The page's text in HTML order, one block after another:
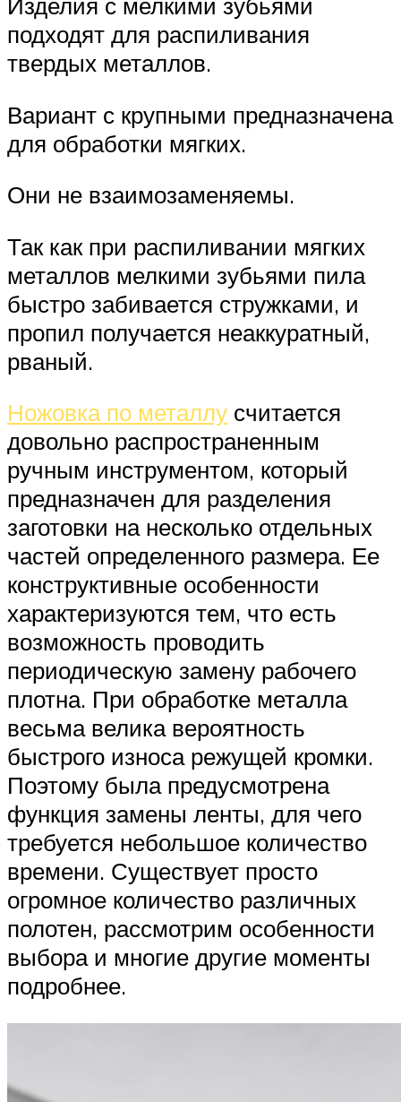
подходят для распиливания
твердых металлов.
Вариант с крупными предназначена
для обработки мягких.
Они не взаимозаменяемы.
Так как при распиливании мягких
металлов мелкими зубьями пила
быстро забивается стружками, и
пропил получается неаккуратный,
рваный.
Ножовка по металлу считается
довольно распространенным
ручным инструментом, который
предназначен для разделения
заготовки на несколько отдельных
частей определенного размера. Ее
конструктивные особенности
характеризуются тем, что есть
возможность проводить
периодическую замену рабочего
плотна. При обработке металла
весьма велика вероятность
быстрого износа режущей кромки.
Поэтому была предусмотрена
функция замены ленты, для чего
требуется небольшое количество
времени. Существует просто
огромное количество различных
полотен, рассмотрим особенности
выбора и многие другие моменты
подробнее.